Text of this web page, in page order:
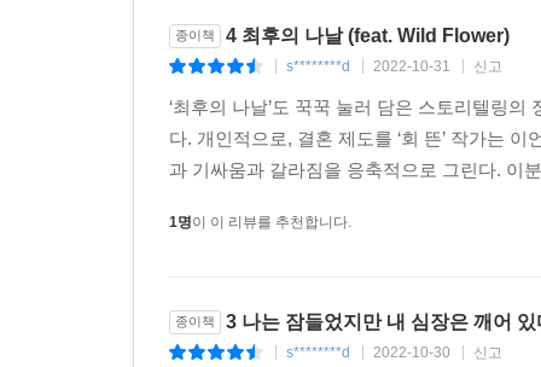
약한” 성향 때문에 나치의 고위직이 되었을 거
이스라엘인 남성 친구의 이야기를 듣고, 자신이
느끼는 양가적 감정에 대해 곱씹는다. 그리고 해
마치 차오르는 밀물처럼 막을 수 없는 것임을 실감
대신 그저 냉철하고 절제된 태도로 남성성과 여
이야기들은 어떤 물음에 대한 답이라기보다, 이
종이책 4 최후의 나날 (feat. Wild Flower)
s********d 2022-10-31 신고
‘최후의 나날’도 꾹꾹 눌러 담은 스토리텔링
다. 개인적으로, 결혼 제도를 ‘회 뜬’ 작가는 이
과 기싸움과 갈라짐을 응축적으로 그린다. 이
1명이 이 리뷰를 추천합니다.
종이책 3 나는 잠들었지만 내 심장은 깨어
s********d 2022-10-30 신고